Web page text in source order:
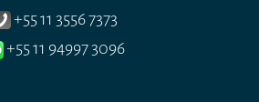
+55 11 3556 7373
+55 11 94997 3096